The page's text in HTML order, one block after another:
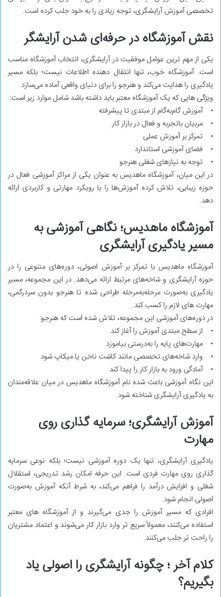
تخصصی آموزش آرایشگری، توجه زیادی را به خود جلب کرده است.
نقش آموزشگاه در حرفه‌ای شدن آرایشگر
یکی از مهم ‌ترین عوامل موفقیت در آرایشگری، انتخاب آموزشگاه مناسب
است. آموزشگاه خوب، تنها انتقال ‌دهنده اطلاعات نیست؛ بلکه مسیر
یادگیری را هدایت می‌کند و هنرجو را برای دنیای واقعی آماده می‌سازد.
ویژگی‌ هایی که یک آموزشگاه معتبر باید داشته باشد شامل موارد زیر است:
• آموزش گام‌به‌گام از مبتدی تا پیشرفته
• مربیان باتجربه و فعال در بازار کار
• تمرکز بر آموزش عملی
• فضای آموزشی استاندارد
• توجه به نیازهای شغلی هنرجو
در این میان، آموزشگاه ماهدیس به‌ عنوان یکی از مراکز آموزشی فعال در
حوزه زیبایی، تلاش کرده آموزش‌ها را با رویکرد مهارتی و کاربردی ارائه
دهد.
آموزشگاه ماهدیس؛ نگاهی آموزشی به
مسیر یادگیری آرایشگری
آموزشگاه ماهدیس با تمرکز بر آموزش اصولی، دوره‌های متنوعی را در
حوزه آرایشگری و شاخه‌های مرتبط ارائه می‌دهد. در این مجموعه، مسیر
یادگیری به‌صورت مرحله‌به‌مرحله طراحی شده تا هنرجو بدون سردرگمی،
مهارت‌ های لازم را کسب کند.
در دوره‌های آموزشی این مجموعه، تلاش شده است که هنرجو:
• از سطح مبتدی آموزش را آغاز کند
• مهارت‌های پایه را به‌درستی بیاموزد
• وارد شاخه‌های تخصصی مانند کاشت ناخن یا میکاپ شود
• آمادگی ورود به بازار کار را پیدا کند
این نگاه آموزشی باعث شده نام آموزشگاه ماهدیس در میان علاقه‌مندان
به یادگیری آرایشگری شناخته شود.
آموزش آرایشگری؛ سرمایه‌ گذاری روی
مهارت
یادگیری آرایشگری، تنها یک دوره آموزشی نیست؛ بلکه نوعی سرمایه
‌گذاری روی مهارت فردی است. این حرفه امکان رشد تدریجی، استقلال
شغلی و افزایش درآمد را فراهم می‌کند، به شرط آنکه آموزش به‌صورت
اصولی انجام شود.
افرادی که مسیر آموزش را جدی می‌گیرند و از آموزشگاه ‌های معتبر
استفاده می‌کنند، معمولاً سریع ‌تر وارد بازار کار می‌شوند و اعتماد مشتریان
را راحت ‌تر جلب می‌کنند.
کلام آخر ؛ چگونه آرایشگری را اصولی یاد
بگیریم؟